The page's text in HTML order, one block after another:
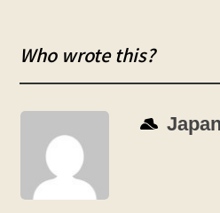
Who wrote this?